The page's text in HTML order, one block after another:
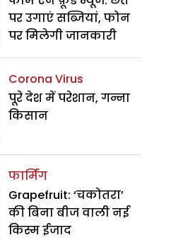
पर उगाएं सब्जियां, फोन
पर मिलेगी जानकारी
Corona Virus
पूरे देश में परेशान, गन्ना
किसान
फार्मिंग
Grapefruit: ‘चकोतरा’
की बिना बीज वाली नई
किस्म ईजाद